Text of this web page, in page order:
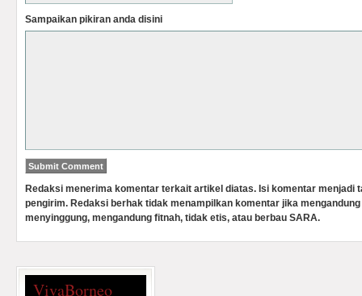
Sampaikan pikiran anda disini
Redaksi menerima komentar terkait artikel diatas. Isi komentar menjadi
pengirim. Redaksi berhak tidak menampilkan komentar jika
menyinggung, mengandung fitnah, tidak etis, atau berbau SARA.
VivaBorneo